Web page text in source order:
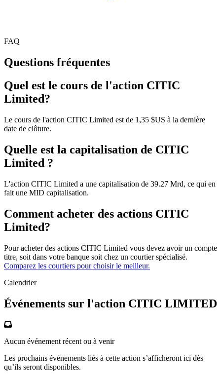
FAQ
Questions fréquentes
Quel est le cours de l'action CITIC
Limited?
Le cours de l'action CITIC Limited est de 1,35 $US à la dernière
date de clôture.
Quelle est la capitalisation de CITIC
Limited ?
L'action CITIC Limited a une capitalisation de 39.27 Mrd, ce qui en
fait une MID capitalisation.
Comment acheter des actions CITIC
Limited?
Pour acheter des actions CITIC Limited vous devez avoir un compte
titre, soit dans votre banque soit chez un courtier spécialisé.
Comparez les courtiers pour choisir le meilleur.
Calendrier
Événements sur l'action CITIC LIMITED
Aucun événement récent ou à venir
Les prochains événements liés à cette action s’afficheront ici dès
qu’ils seront disponibles.